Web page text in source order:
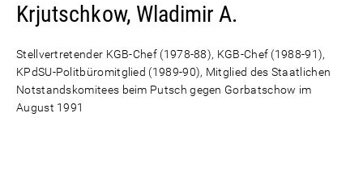
Krjutschkow, Wladimir A.
Stellvertretender KGB-Chef (1978-88), KGB-Chef (1988-91),
KPdSU-Politbüromitglied (1989-90), Mitglied des Staatlichen
Notstandskomitees beim Putsch gegen Gorbatschow im
August 1991